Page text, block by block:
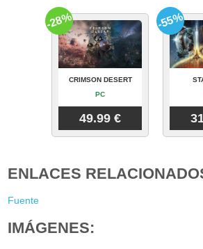
CRIMSON DESERT
PC
49.99 €
-28% -55%
ENLACES
Fuente
IMÁGENES: